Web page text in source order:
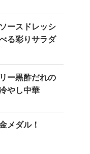
ースドレッシ
る彩りサラダ
ー黒酢だれの
やし中華
メダル！